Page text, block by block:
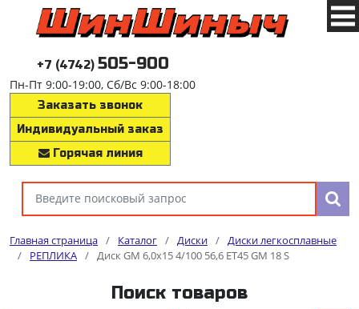
+7 (4742) 505-900
Пн-Пт 9:00-19:00, Сб/Вс 9:00-18:00
Заказать звонок
Индивидуальный заказ
Горячая линия
Главная страница / Каталог / Диски / Диски легкосплавные
/
РЕПЛИКА / Диск GM 6,0x15 4/100 56,6 ET45 GM 18 S
Поиск товаров